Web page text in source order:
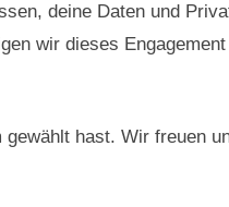
deine Daten und
wir dieses
hast. Wir freuen